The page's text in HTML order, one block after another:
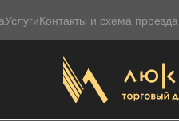
УслугиКонтакты и схема проезда